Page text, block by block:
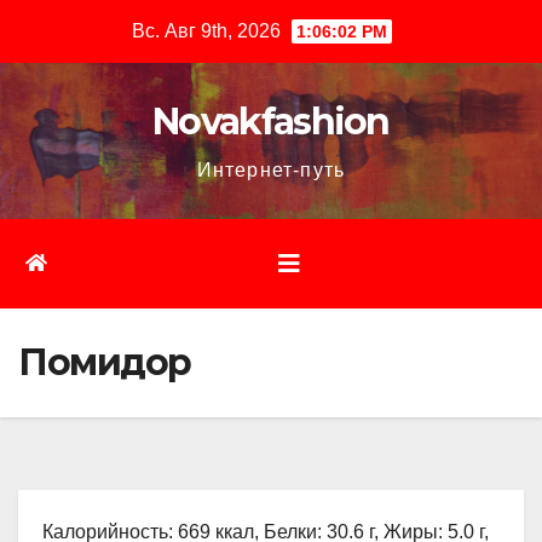
содержимому
Вс. Авг 9th, 2026 1:06:03 PM
Novakfashion
Интернет-путь
Помидор
Калорийность: 669 ккал, Белки: 30.6 г, Жиры: 5.0 г,